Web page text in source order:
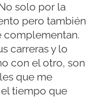
solo por la
pero también
complementan.
carreras y lo
con el otro, son
que me
tiempo que